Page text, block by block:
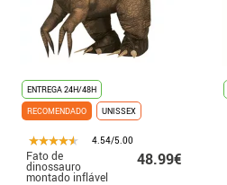
ENTREGA 24H/48H
RECOMENDADO
UNISSEX
4.54/5.00
Fato de
dinossauro
montado inflável
48.99€